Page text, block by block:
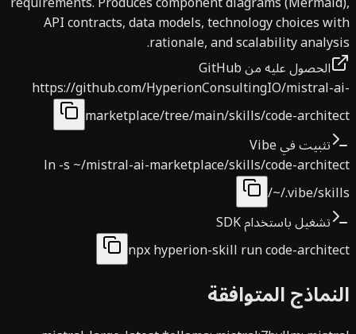
API contracts, data models, technology choices
rationale, and scalability
الحصول عليه من GitHub
https://github.com/HyperionConsultingIO/
marketplace/tree/main/skills/code-
تثبيت في Vibe
ln -s ~/mistral-ai-marketplace/skills/code-
~/.vibe/
تشغيل باستخدام SDK
npx hyperion-skill run code-
المتوافقة